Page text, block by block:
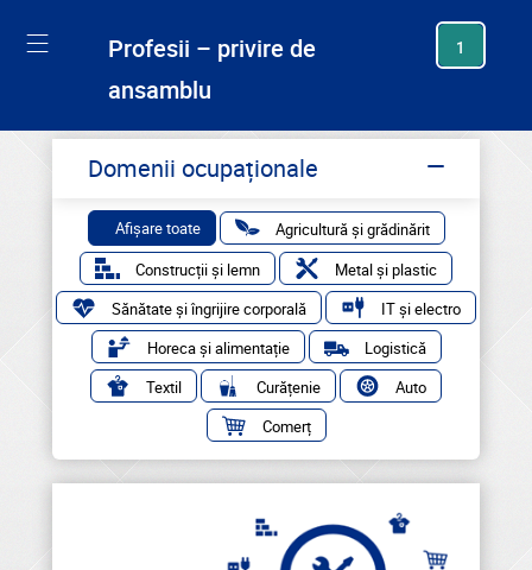
Profesii – privire de
ansamblu
1
Domenii ocupaționale
Afișare toate
Agricultură și grădinărit
Construcții și lemn
Metal și plastic
Sănătate și îngrijire corporală
IT și electro
Horeca și alimentație
Logistică
Textil
Curățenie
Auto
Comerț